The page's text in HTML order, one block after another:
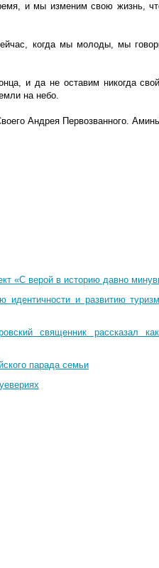
и мы изменим свою жизнь,
когда мы молоды, мы
и да не оставим никогда
на небо.
Андрея Первозванного.
«С верой в историю давно
идентичности и развитию
священник рассказал
парада семьи